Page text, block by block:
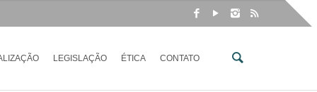
LEGISLAÇÃO ÉTICA CONTATO